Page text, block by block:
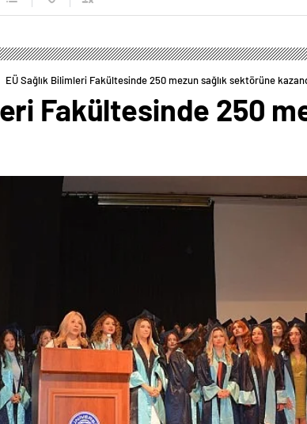
EÜ Sağlık Bilimleri Fakültesinde 250 mezun sağlık sektörüne
Fakültesinde 250